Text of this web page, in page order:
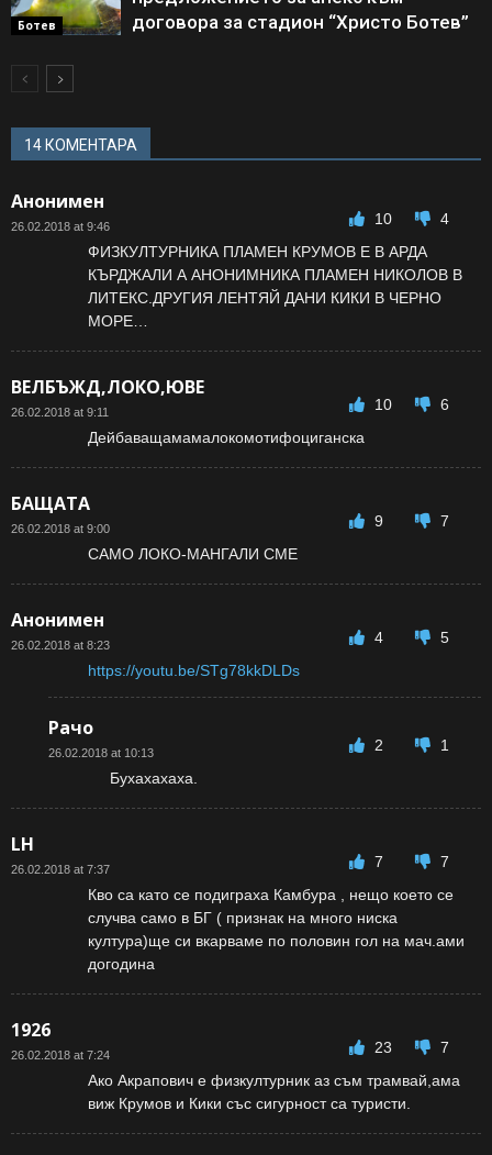
Ботев
договора за стадион “Христо Ботев”
14 КОМЕНТАРА
Анонимен
26.02.2018 at 9:46 10
4
ФИЗКУЛТУРНИКА ПЛАМЕН КРУМОВ Е В АРДА
КЪРДЖАЛИ А АНОНИМНИКА ПЛАМЕН НИКОЛОВ В
ЛИТЕКС.ДРУГИЯ ЛЕНТЯЙ ДАНИ КИКИ В ЧЕРНО
МОРЕ…
ВЕЛБЪЖД,ЛОКО,ЮВЕ
26.02.2018 at 9:11 10
6
Дейбаващамамалокомотифоциганска
БАЩАТА
26.02.2018 at 9:00 9
7
САМО ЛОКО-МАНГАЛИ СМЕ
Анонимен
26.02.2018 at 8:23 4
5
https://youtu.be/STg78kkDLDs
Рачо
26.02.2018 at 10:13 2
1
Бухахахаха.
LH
26.02.2018 at 7:37 7
7
Кво са като се подиграха Камбура , нещо което се
случва само в БГ ( признак на много ниска
култура)ще си вкарваме по половин гол на мач.ами
догодина
1926
26.02.2018 at 7:24 23
7
Ако Акрапович е физкултурник аз съм трамвай,ама
виж Крумов и Кики със сигурност са туристи.